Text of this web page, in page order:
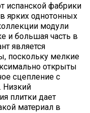
испанской фабрики
ярких однотонных
модули
и большая часть в
является
поскольку мелкие
открыты
сцепление с
Низкий
плитки дает
материал в